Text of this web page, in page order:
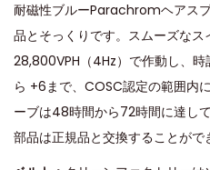
耐磁性ブルーParachromヘアス
品とそっくりです。スムーズなス
28,800VPH（4Hz）で作動し、
ら +6まで、COSC認定の範囲内
ーブは48時間から72時間に達し
部品は正規品と交換することがで